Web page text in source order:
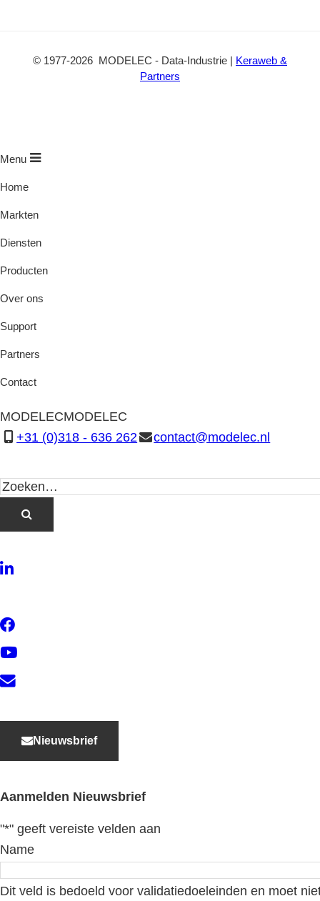
© 1977-2026 MODELEC - Data-Industrie | Keraweb &
Partners
Menu
Home
Markten
Diensten
Producten
Over ons
Support
Partners
Contact
MODELECMODELEC
+31 (0)318 - 636 262
contact@modelec.nl
LinkedIn
YouTube
Contact
Nieuwsbrief
Aanmelden Nieuwsbrief
"*" geeft vereiste velden aan
Name
Dit veld is bedoeld voor validatiedoeleinden en moet